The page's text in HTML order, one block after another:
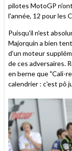
pilotes MotoGP
l'année, 12 pour les
Puisqu'il n'est
Majorquin a bien
d'un moteur
de ces adversaires.
en berne que "Cali-
calendrier : c'est pô